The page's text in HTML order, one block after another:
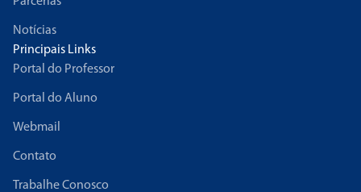
Notícias
Principais Links
Portal do Professor
Portal do Aluno
Webmail
Contato
Trabalhe Conosco